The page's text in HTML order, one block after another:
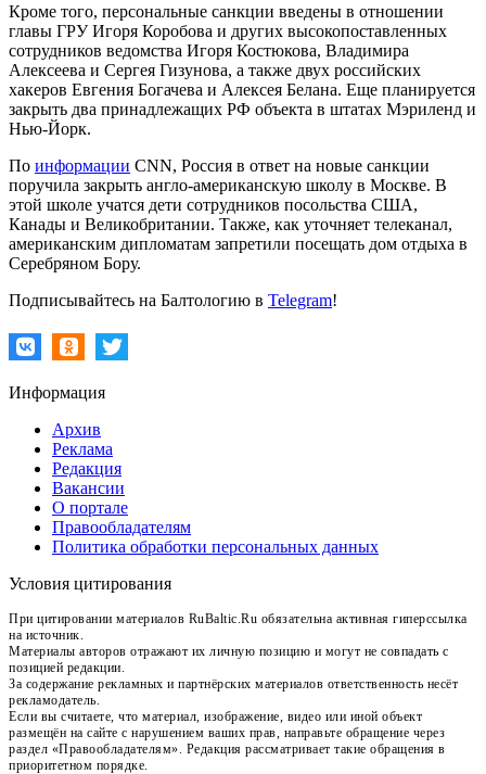
Кроме того, персональные санкции введены в отношении
главы ГРУ Игоря Коробова и других высокопоставленных
сотрудников ведомства Игоря Костюкова, Владимира
Алексеева и Сергея Гизунова, а также двух российских
хакеров Евгения Богачева и Алексея Белана. Еще планируется
закрыть два принадлежащих РФ объекта в штатах Мэриленд и
Нью-Йорк.
По информации CNN, Россия в ответ на новые санкции
поручила закрыть англо-американскую школу в Москве. В
этой школе учатся дети сотрудников посольства США,
Канады и Великобритании. Также, как уточняет телеканал,
американским дипломатам запретили посещать дом отдыха в
Серебряном Бору.
Подписывайтесь на Балтологию в Telegram!
Информация
Архив
Реклама
Редакция
Вакансии
О портале
Правообладателям
Политика обработки персональных данных
Условия цитирования
При цитировании материалов RuBaltic.Ru обязательна активная гиперссылка
на источник.
Материалы авторов отражают их личную позицию и могут не совпадать с
позицией редакции.
За содержание рекламных и партнёрских материалов ответственность несёт
рекламодатель.
Если вы считаете, что материал, изображение, видео или иной объект
размещён на сайте с нарушением ваших прав, направьте обращение через
раздел «Правообладателям». Редакция рассматривает такие обращения в
приоритетном порядке.